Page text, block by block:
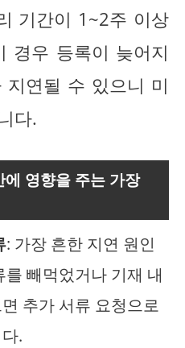
기간이 1~2주 이상
경우 등록이 늦어지
연될 수 있으니 미
다.
영향을 주는 가장
: 가장 흔한 지연 원인
빼먹었거나 기재 내
추가 서류 요청으로
.